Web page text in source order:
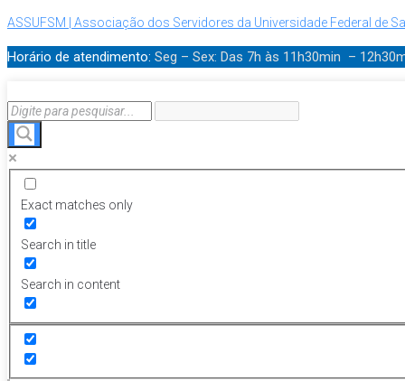
ASSUFSM | Associação dos Servidores da Universidade Federal de
Horário de atendimento: Seg – Sex: Das 7h às 11h30min –
Exact matches only
Search in title
Search in content